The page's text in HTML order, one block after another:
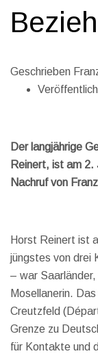
Geschrieben
Der langjährige
Reinert, ist am 2.
Nachruf von
Horst Reinert ist
jüngstes von drei
– war
Mosellanerin.
Creutzfeld
Grenze zu
für Kontakte und